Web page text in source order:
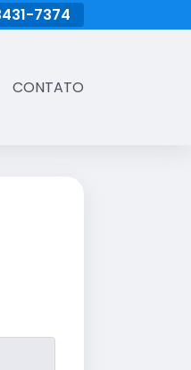
7374
CONTATO